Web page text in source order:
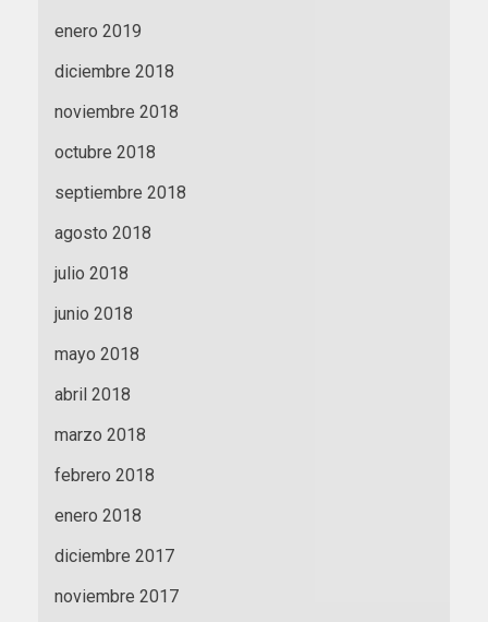
enero 2019
diciembre 2018
noviembre 2018
octubre 2018
septiembre 2018
agosto 2018
julio 2018
junio 2018
mayo 2018
abril 2018
marzo 2018
febrero 2018
enero 2018
diciembre 2017
noviembre 2017